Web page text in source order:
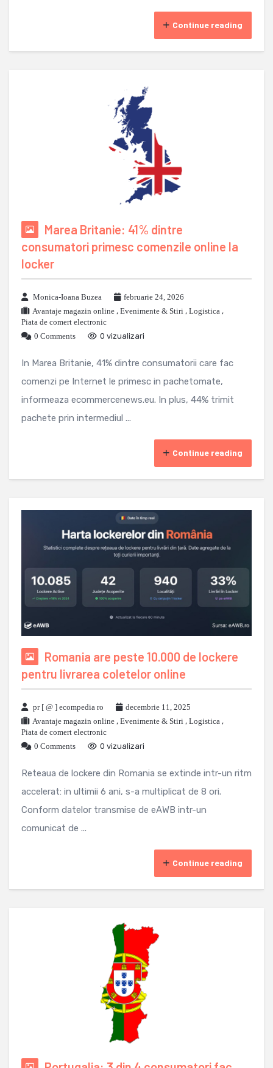
Continue reading
Marea Britanie: 41% dintre
consumatori primesc comenzile online la
locker
Monica-Ioana Buzea
februarie 24, 2026
Avantaje magazin online , Evenimente & Stiri , Logistica ,
Piata de comert electronic
0 Comments
0 vizualizari
In Marea Britanie, 41% dintre consumatorii care fac
comenzi pe Internet le primesc in pachetomate,
informeaza ecommercenews.eu. In plus, 44% trimit
pachete prin intermediul ...
Continue reading
Romania are peste 10.000 de lockere
pentru livrarea coletelor online
pr [ @ ] ecompedia ro
decembrie 11, 2025
Avantaje magazin online , Evenimente & Stiri , Logistica ,
Piata de comert electronic
0 Comments
0 vizualizari
Reteaua de lockere din Romania se extinde intr-un ritm
accelerat: in ultimii 6 ani, s-a multiplicat de 8 ori.
Conform datelor transmise de eAWB intr-un
comunicat de ...
Continue reading